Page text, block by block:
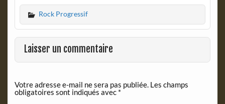
c
e
b
o
o
k
i
n
t
F
r
e
d
l
Rock Progressif
Laisser un commentaire
Votre adresse e-mail ne sera pas publiée. Les champs
obligatoires sont indiqués avec *